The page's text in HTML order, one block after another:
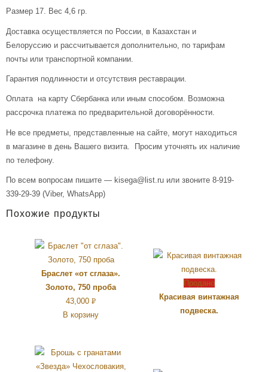
Размер 17. Вес 4,6 гр.
Доставка осуществляется по России, в Казахстан и
Белоруссию и рассчитывается дополнительно, по тарифам
почты или транспортной компании.
Гарантия подлинности и отсутствия реставрации.
Оплата на карту Сбербанка или иным способом. Возможна
рассрочка платежа по предварительной договорённости.
Не все предметы, представленные на сайте, могут находиться
в магазине в день Вашего визита. Просим уточнять их наличие
по телефону.
По всем вопросам пишите — kisega@list.ru или звоните 8-919-
339-29-39 (Viber, WhatsApp)
Похожие продукты
Браслет «от сглаза».
Золото, 750 проба
43,000 Р
УБ.
В корзину
Продано
Красивая винтажная
подвеска.